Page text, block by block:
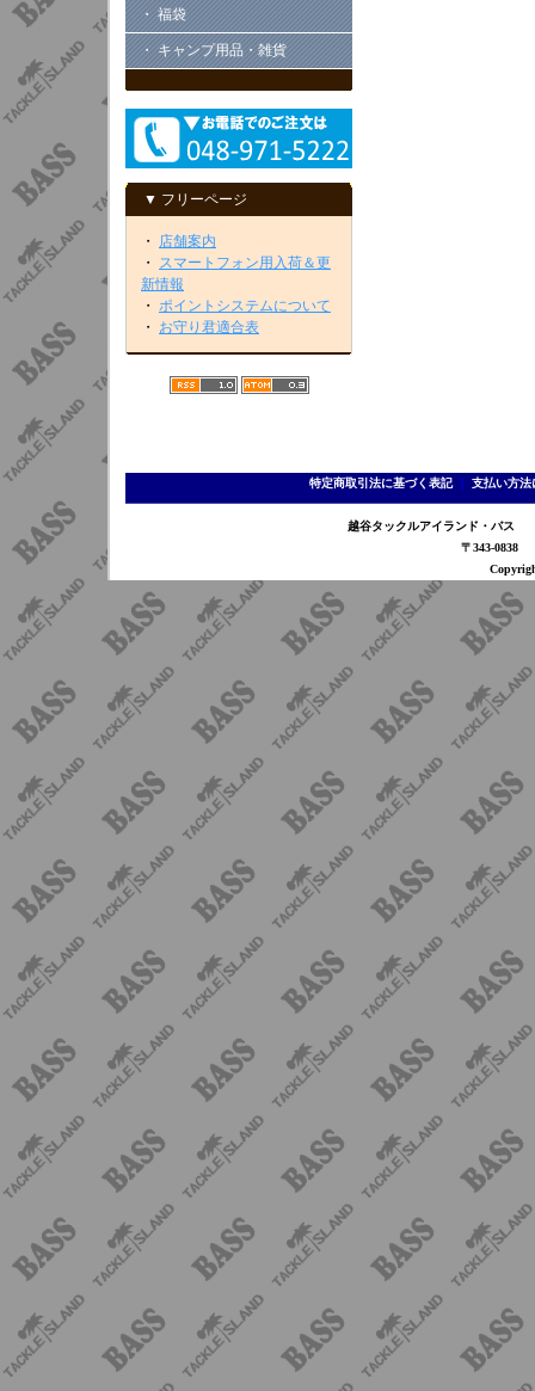
・ 福袋
・ キャンプ用品・雑貨
▼ フリーページ
・ 店舗案内
・ スマートフォン用入荷＆更
新情報
・ ポイントシステムについて
・ お守り君適合表
特定商取引法に基づく表記｜ 支払い方法
越谷タックルアイランド・バ
〒343-0838